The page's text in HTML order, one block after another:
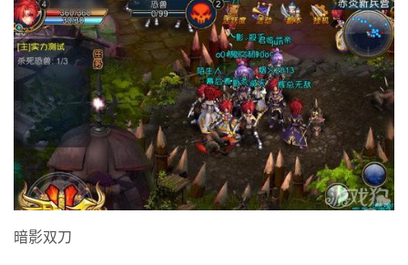
暗影双刀